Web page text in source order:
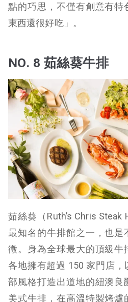
點的巧思，不僅有創意有特
東西還很好吃」。
NO. 8 茹絲葵牛排
茹絲葵（Ruth’s Chris
最知名的牛排館之一，也是
徵。身為全球最大的頂級牛
各地擁有超過 150 家門店
部風格打造出道地的紐澳良
美式牛排，在高溫特製烤爐